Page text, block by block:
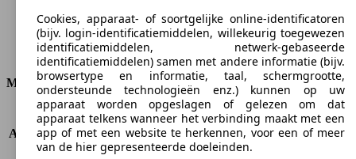
Ø 4.1 l/100km
Verbruik
Motor & Vermogen
KW (PS)
100 kW (136 PS)
Acceleratie (0-100 km/h) 11.2s
Topsnelheid (km/h)
193 km/h
Cookies, apparaat- of soortgelijke online-identificatoren
(bijv. login-identificatiemiddelen, willekeurig toegewezen
identificatiemiddelen, netwerk-gebaseerde
identificatiemiddelen) samen met andere informatie (bijv.
browsertype en informatie, taal, schermgrootte,
ondersteunde technologieën enz.) kunnen op uw
apparaat worden opgeslagen of gelezen om dat
apparaat telkens wanneer het verbinding maakt met een
app of met een website te herkennen, voor een of meer
van de hier gepresenteerde doeleinden.